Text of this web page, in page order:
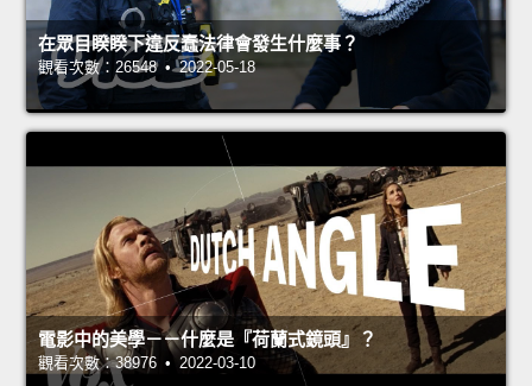
在眾目睽睽下違反蠢法律會發生什麼事？
觀看次數：26548 • 2022-05-18
電影中的美學－－什麼是『荷蘭式鏡頭』？
觀看次數：38976 • 2022-03-10